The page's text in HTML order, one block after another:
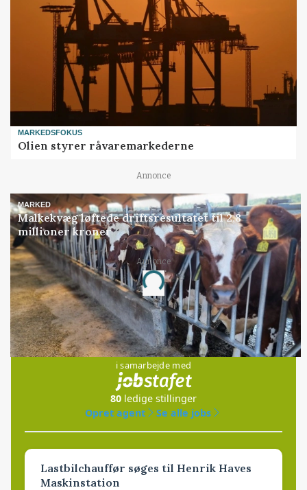
MARKEDSFOKUS
Olien styrer råvaremarkederne
Annonce
MARKED
Malkekvæg løftede driftsresultatet til 2,8
millioner kroner
Annonce
Loading...
Jobs
i samarbejde med
80 ledige stillinger
Opret agent
Se alle jobs
Lastbilchauffør søges til Henrik Haves
Maskinstation